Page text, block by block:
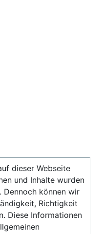
dieser Webseite
und Inhalte wurden
können wir
Richtigkeit
Diese Informationen